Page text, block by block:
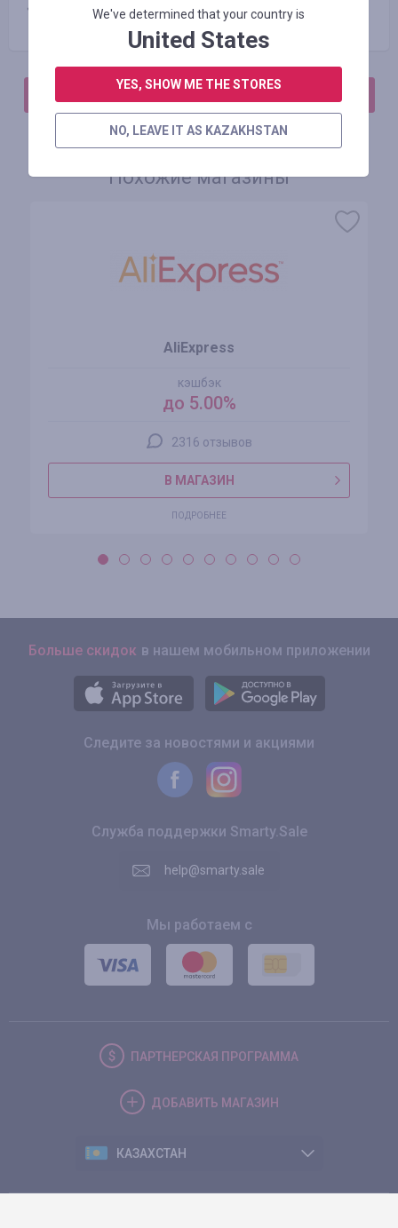
«Ангстрем» — это качество продукции.
АВТОРИЗИРУЙТЕСЬ, ЧТОБЫ ОСТАВИТЬ ОТЗЫВ
Похожие магазины
AliExpress
кэшбэк
до 5.00%
2316 отзывов
В МАГАЗИН
ПОДРОБНЕЕ
Больше скидок в нашем мобильном приложении
Следите за новостями и акциями
Служба поддержки Smarty.Sale
help@smarty.sale
Мы работаем с
ПАРТНЕРСКАЯ ПРОГРАММА
ДОБАВИТЬ МАГАЗИН
КАЗАХСТАН
We've determined that your country is
United States
YES, SHOW ME THE STORES
NO, LEAVE IT AS KAZAKHSTAN